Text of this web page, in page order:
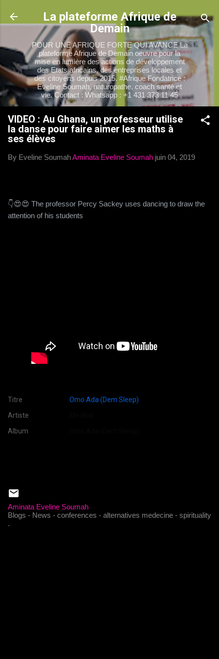
Accéder au contenu principal
La plateforme Afrique de
Demain
POUR UNE AFRIQUE FORTE QUI AVANCE La
plateforme Afrique de Demain oeuvre pour la
mise en lumière des actions de développement
des Etats africains, des entreprises locales et
des citoyens depuis 2015. #Afrique Fondatrice :
Eveline Soumah, naturopathe, coach santé et
vie. Contact : Whatsapp : +1 431 373 11 45
VIDEO : Au Ghana, un professeur utilise
la danse pour faire aimer les maths à
ses élèves
By Eveline SoumahAminata Eveline Soumah juin 04, 2019
👇😍😍 The professor Percy Sackey uses dancing to draw the
attention of his students
Titre
Omo Ada (Dem Sleep)
Artiste
Album
Aminata Eveline Soumah
Blogs - News - conferences - alternatives medecine - spirituality
.